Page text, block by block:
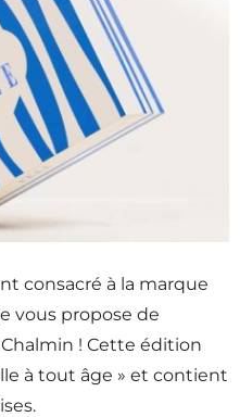
consacré à la marque
vous propose de
! Cette édition
à tout âge » et contient